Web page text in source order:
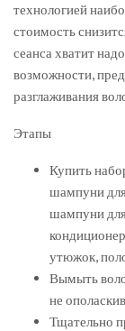
технологией
стоимость
сеанса хватит
возможности,
разглаживания
Этапы
Купить
шампуни
шампуни
утюжок,
Вымыть
не
Тщательно